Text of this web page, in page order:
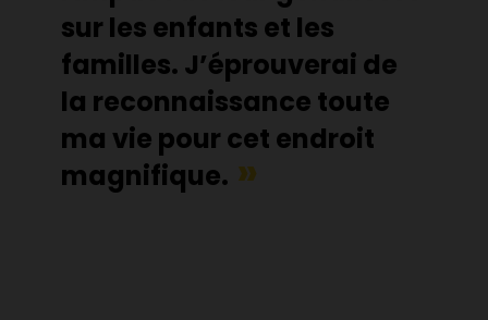
sur les enfants et les
familles. J’éprouverai de
la reconnaissance toute
ma vie pour cet endroit
magnifique.